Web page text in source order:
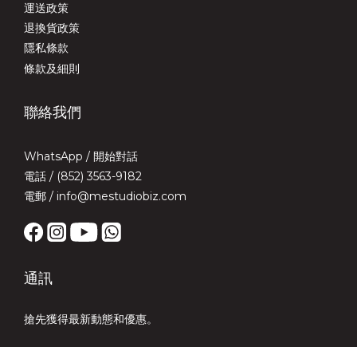
運送政策
退換貨政策
隱私條款
條款及細則
聯絡我們
WhatsApp / 開始對話
電話 / (852) 3563-9182
電郵 / info@mestudiobiz.com
通訊
搶先獲得最新動態和優惠。